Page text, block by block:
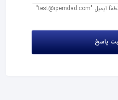
در صورتی که ایمیل ندارید، لطفاً ایمیل "test@ipemdad.com"